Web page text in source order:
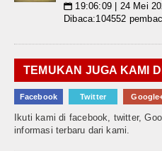
📅 19:06:09 | 24 Mei
Dibaca:104552
TEMUKAN JUGA KAMI DI
Facebook Twitter
Ikuti kami di facebook, twitter,
informasi terbaru dari kami.